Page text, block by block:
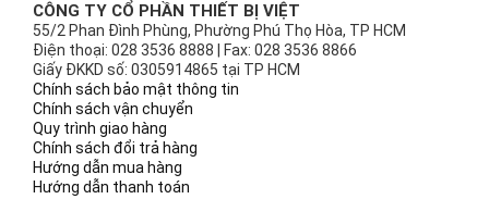
CÔNG TY CỔ PHẦN THIẾT BỊ VIỆT
55/2 Phan Đình Phùng, Phường Phú Thọ Hòa, TP HCM
Điện thoại: 028 3536 8888 | Fax: 028 3536 8866
Giấy ĐKKD số: 0305914865 tại TP HCM
Chính sách bảo mật thông tin
Chính sách vận chuyển
Quy trình giao hàng
Chính sách đổi trả hàng
Hướng dẫn mua hàng
Hướng dẫn thanh toán